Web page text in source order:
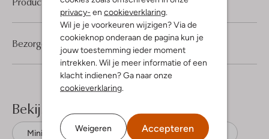
privacy- en cookieverklaring.
Wil je je voorkeuren wijzigen? Via de
cookieknop onderaan de pagina kun je
jouw toestemming ieder moment
intrekken. Wil je meer informatie of een
klacht indienen? Ga naar onze
cookieverklaring.
Weigeren Accepteren
Bezorgen & retourneren
Bekijk meer
Minirokken Alix The Label Viscose